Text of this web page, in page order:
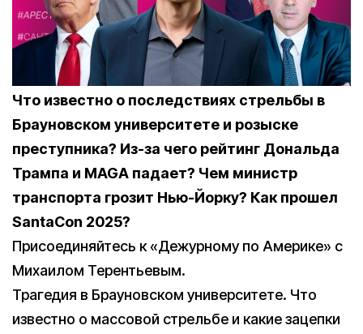
Что известно о последствиях стрельбы в
Брауновском университете и розыске
преступника? Из-за чего рейтинг Дональда
Трампа и MAGA падает? Чем министр
транспорта грозит Нью-Йорку? Как прошел
SantaCon 2025?
Присоединяйтесь к «Дежурному по Америке» с
Михаилом Терентьевым.
Трагедия в Брауновском университете. Что
известно о массовой стрельбе и какие зацепки